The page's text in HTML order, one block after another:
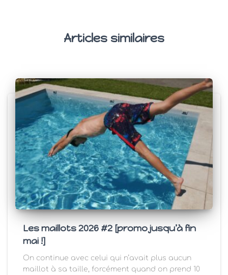
Articles similaires
Les maillots 2026 #2 [promo jusqu’à fin
mai !]
On continue avec celui qui n’avait plus aucun
maillot à sa taille, forcément quand on prend 10